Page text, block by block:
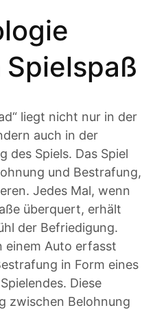
liegt nicht nur in der
auch in der
des Spiels. Das Spiel
und Bestrafung,
Jedes Mal, wenn
überquert, erhält
der Befriedigung.
einem Auto erfasst
in Form eines
Diese
zwischen Belohnung